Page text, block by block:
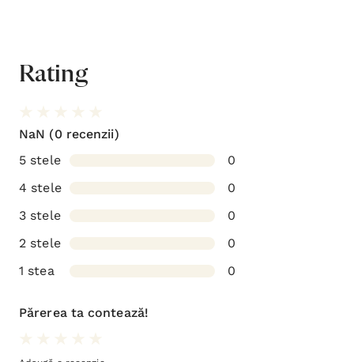
Rating
NaN (0 recenzii)
5 stele
0
4 stele
0
3 stele
0
2 stele
0
1 stea
0
Părerea ta contează!